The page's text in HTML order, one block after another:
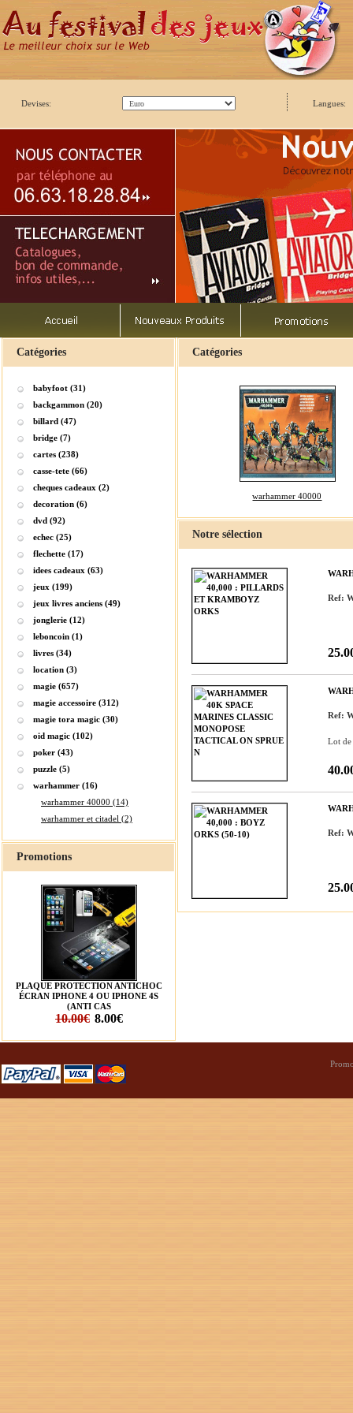
Devises: Langues:
Catégories
babyfoot (31)
backgammon (20)
billard (47)
bridge (7)
cartes (238)
casse-tete (66)
cheques cadeaux (2)
decoration (6)
dvd (92)
echec (25)
flechette (17)
idees cadeaux (63)
jeux (199)
jeux livres anciens (49)
jonglerie (12)
leboncoin (1)
livres (34)
location (3)
magie (657)
magie accessoire (312)
magie tora magic (30)
oid magic (102)
poker (43)
puzzle (5)
warhammer (16)
warhammer 40000 (14)
warhammer et citadel (2)
Promotions
PLAQUE PROTECTION ANTICHOC
ÉCRAN IPHONE 4 OU IPHONE 4S
(ANTI CAS
10.00€ 8.00€
Catégories
warhammer 40000
Notre sélection
Ref:
Ref:
Lot de
Ref: